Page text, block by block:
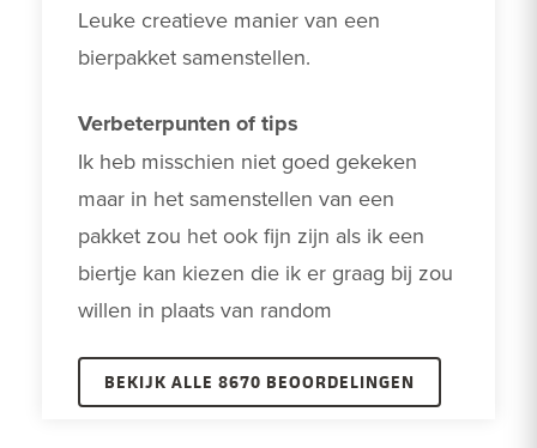
Leuke creatieve manier van een
bierpakket samenstellen.
Verbeterpunten of tips
Ik heb misschien niet goed gekeken
maar in het samenstellen van een
pakket zou het ook fijn zijn als ik een
biertje kan kiezen die ik er graag bij zou
willen in plaats van random
BEKIJK ALLE 8670 BEOORDELINGEN